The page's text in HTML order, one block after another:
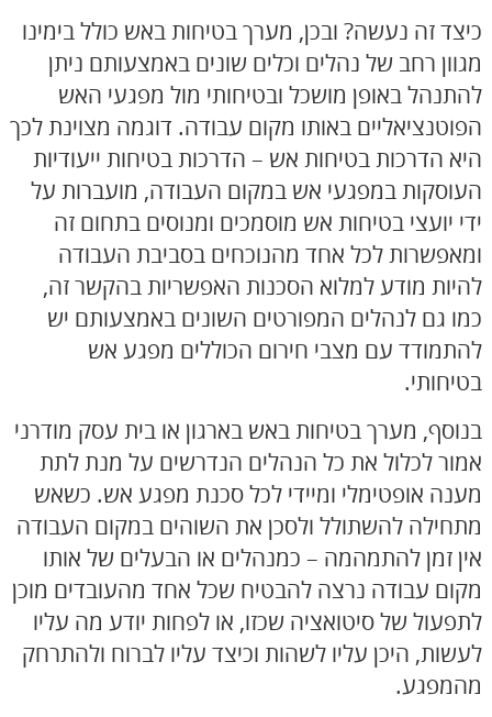
כיצד זה נעשה? ובכן, מערך בטיחות באש כולל בימינו
מגוון רחב של נהלים וכלים שונים באמצעותם ניתן
להתנהל באופן מושכל ובטיחותי מול מפגעי האש
הפוטנציאליים באותו מקום עבודה. דוגמה מצוינת לכך
היא הדרכות בטיחות אש – הדרכות בטיחות ייעודיות
העוסקות במפגעי אש במקום העבודה, מועברות על
ידי יועצי בטיחות אש מוסמכים ומנוסים בתחום זה
ומאפשרות לכל אחד מהנוכחים בסביבת העבודה
להיות מודע למלוא הסכנות האפשריות בהקשר זה,
כמו גם לנהלים המפורטים השונים באמצעותם יש
להתמודד עם מצבי חירום הכוללים מפגע אש
בטיחותי.
בנוסף, מערך בטיחות באש בארגון או בית עסק מודרני
אמור לכלול את כל הנהלים הנדרשים על מנת לתת
מענה אופטימלי ומיידי לכל סכנת מפגע אש. כשאש
מתחילה להשתולל ולסכן את השוהים במקום העבודה
אין זמן להתמהמה – כמנהלים או הבעלים של אותו
מקום עבודה נרצה להבטיח שכל אחד מהעובדים מוכן
לתפעול של סיטואציה שכזו, או לפחות יודע מה עליו
לעשות, היכן עליו לשהות וכיצד עליו לברוח ולהתרחק
מהמפגע.